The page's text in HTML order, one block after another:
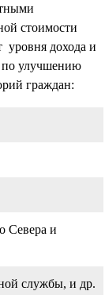
стоимости
уровня дохода и
по улучшению
граждан:
Севера и
службы, и др.